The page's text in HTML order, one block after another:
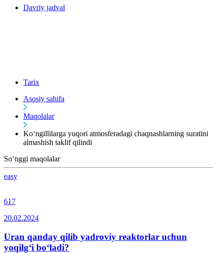
Davriy jadval
Tarix
Asosiy sahifa
Maqolalar
Ko‘ngillilarga yuqori atmosferadagi chaqnashlarning suratini
almashish taklif qilindi
So‘nggi maqolalar
easy
617
20.02.2024
Uran qanday qilib yadroviy reaktorlar uchun
yoqilg‘i bo‘ladi?